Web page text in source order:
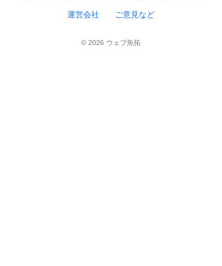
運営会社 ご意見など
© 2026 ウェブ魚拓